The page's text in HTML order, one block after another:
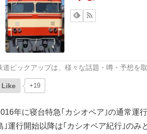
道ピックアップは、様々な話題・噂・予想を
Like +19
年に寝台特急｢カシオペア｣の通常運
｣運行開始以降は｢カシオペア紀行｣のみ